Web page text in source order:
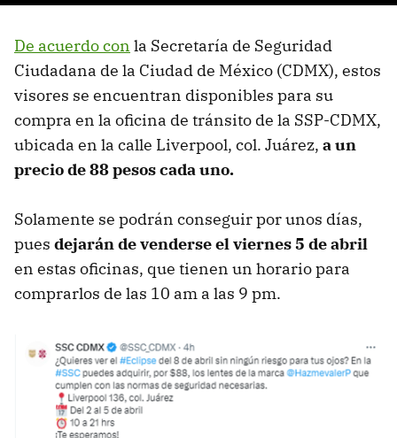
De acuerdo con la Secretaría de Seguridad
Ciudadana de la Ciudad de México (CDMX), estos
visores se encuentran disponibles para su
compra en la oficina de tránsito de la SSP-CDMX,
ubicada en la calle Liverpool, col. Juárez, a un
precio de 88 pesos cada uno.
Solamente se podrán conseguir por unos días,
pues dejarán de venderse el viernes 5 de abril
en estas oficinas, que tienen un horario para
comprarlos de las 10 am a las 9 pm.